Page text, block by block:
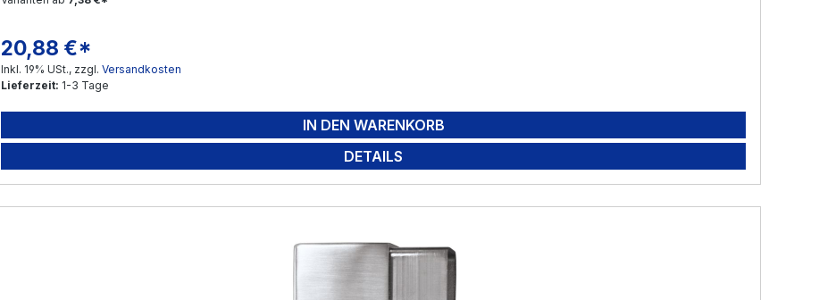
Regulärer Preis:
20,88 €*
Inkl. 19% USt., zzgl. Versandkosten
Lieferzeit: 1-3 Tage
IN DEN WARENKORB
DETAILS